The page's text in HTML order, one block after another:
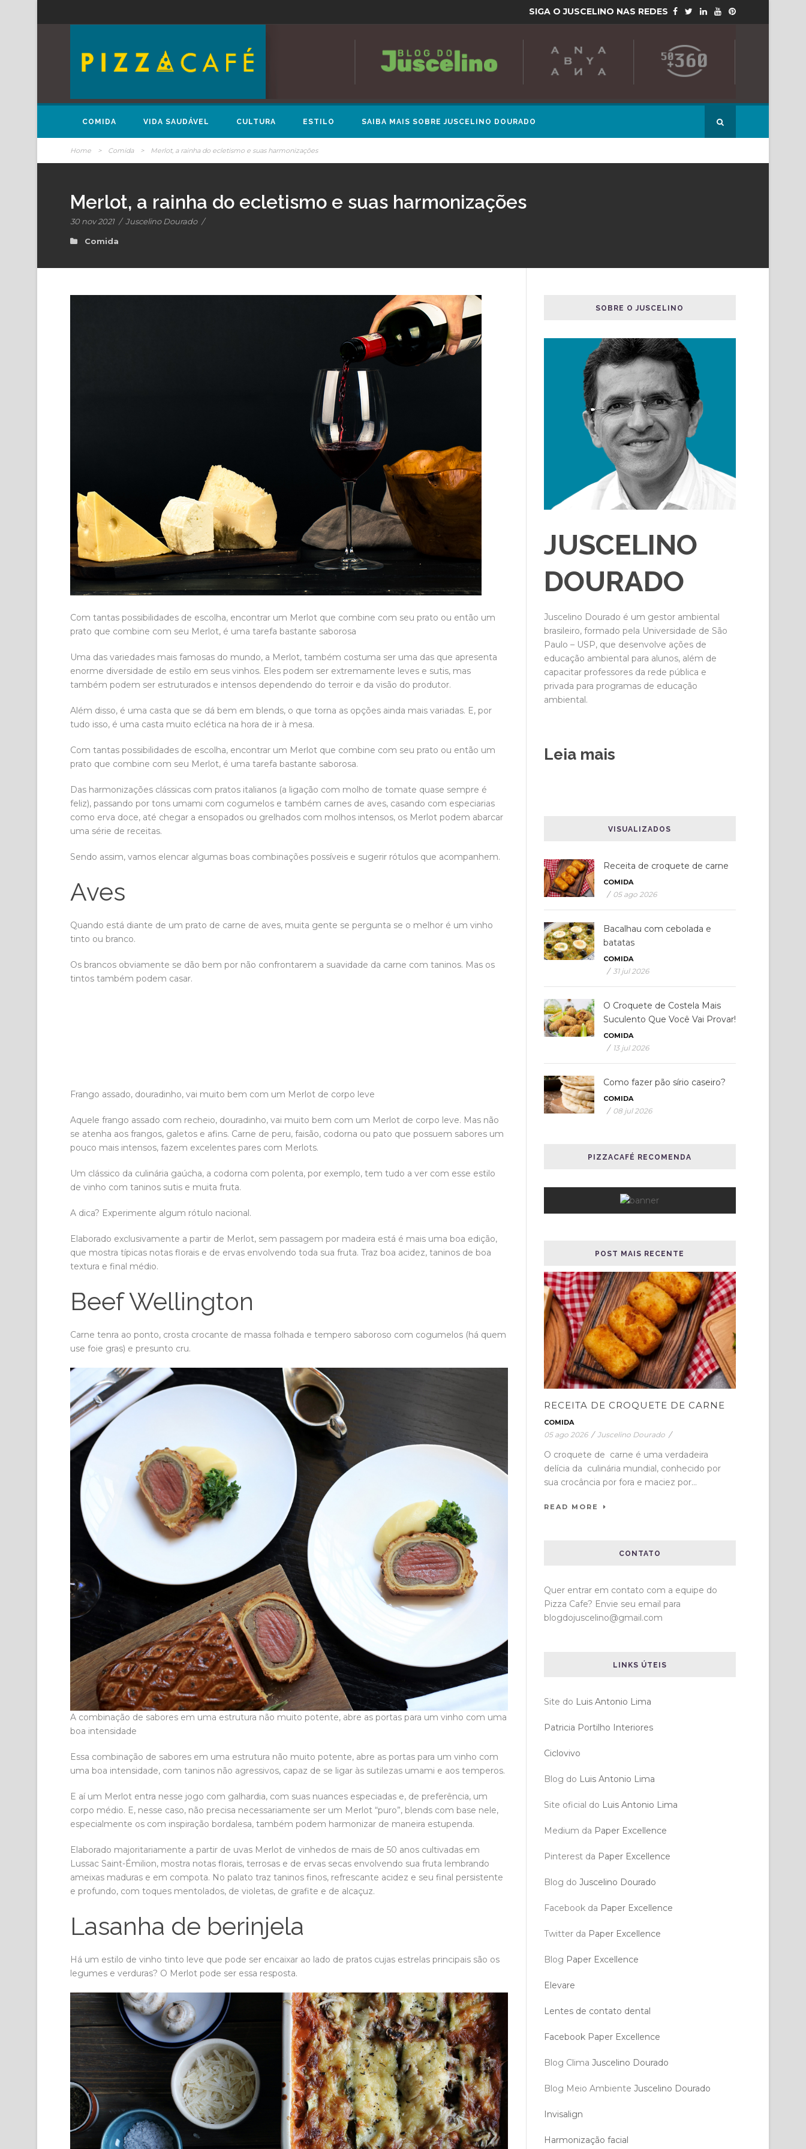
SIGA O JUSCELINO NAS REDES
COMIDA VIDA SAUDÁVEL CULTURA ESTILO SAIBA MAIS SOBRE JUSCELINO DOURADO
Home > Comida > Merlot, a rainha do ecletismo e suas harmonizações
Merlot, a rainha do ecletismo e suas harmonizações
30 nov 2021 / Juscelino Dourado /
Comida
Com tantas possibilidades de escolha, encontrar um Merlot que combine com seu prato ou então um
prato que combine com seu Merlot, é uma tarefa bastante saborosa
Uma das variedades mais famosas do mundo, a Merlot, também costuma ser uma das que apresenta
enorme diversidade de estilo em seus vinhos. Eles podem ser extremamente leves e sutis, mas
também podem ser estruturados e intensos dependendo do terroir e da visão do produtor.
Além disso, é uma casta que se dá bem em blends, o que torna as opções ainda mais variadas. E, por
tudo isso, é uma casta muito eclética na hora de ir à mesa.
Com tantas possibilidades de escolha, encontrar um Merlot que combine com seu prato ou então um
prato que combine com seu Merlot, é uma tarefa bastante saborosa.
Das harmonizações clássicas com pratos italianos (a ligação com molho de tomate quase sempre é
feliz), passando por tons umami com cogumelos e também carnes de aves, casando com especiarias
como erva doce, até chegar a ensopados ou grelhados com molhos intensos, os Merlot podem abarcar
uma série de receitas.
Sendo assim, vamos elencar algumas boas combinações possíveis e sugerir rótulos que acompanhem.
Aves
Quando está diante de um prato de carne de aves, muita gente se pergunta se o melhor é um vinho
tinto ou branco.
Os brancos obviamente se dão bem por não confrontarem a suavidade da carne com taninos. Mas os
tintos também podem casar.
Frango assado, douradinho, vai muito bem com um Merlot de corpo leve
Aquele frango assado com recheio, douradinho, vai muito bem com um Merlot de corpo leve. Mas não
se atenha aos frangos, galetos e afins. Carne de peru, faisão, codorna ou pato que possuem sabores um
pouco mais intensos, fazem excelentes pares com Merlots.
Um clássico da culinária gaúcha, a codorna com polenta, por exemplo, tem tudo a ver com esse estilo
de vinho com taninos sutis e muita fruta.
A dica? Experimente algum rótulo nacional.
Elaborado exclusivamente a partir de Merlot, sem passagem por madeira está é mais uma boa edição,
que mostra típicas notas florais e de ervas envolvendo toda sua fruta. Traz boa acidez, taninos de boa
textura e final médio.
Beef Wellington
Carne tenra ao ponto, crosta crocante de massa folhada e tempero saboroso com cogumelos (há quem
use foie gras) e presunto cru.
A combinação de sabores em uma estrutura não muito potente, abre as portas para um vinho com uma
boa intensidade
Essa combinação de sabores em uma estrutura não muito potente, abre as portas para um vinho com
uma boa intensidade, com taninos não agressivos, capaz de se ligar às sutilezas umami e aos temperos.
E aí um Merlot entra nesse jogo com galhardia, com suas nuances especiadas e, de preferência, um
corpo médio. E, nesse caso, não precisa necessariamente ser um Merlot “puro”, blends com base nele,
especialmente os com inspiração bordalesa, também podem harmonizar de maneira estupenda.
Elaborado majoritariamente a partir de uvas Merlot de vinhedos de mais de 50 anos cultivadas em
Lussac Saint-Émilion, mostra notas florais, terrosas e de ervas secas envolvendo sua fruta lembrando
ameixas maduras e em compota. No palato traz taninos finos, refrescante acidez e seu final persistente
e profundo, com toques mentolados, de violetas, de grafite e de alcaçuz.
Lasanha de berinjela
Há um estilo de vinho tinto leve que pode ser encaixar ao lado de pratos cujas estrelas principais são os
legumes e verduras? O Merlot pode ser essa resposta.
SOBRE O JUSCELINO
JUSCELINO
DOURADO
Juscelino Dourado é um gestor ambiental
brasileiro, formado pela Universidade de São
Paulo – USP, que desenvolve ações de
educação ambiental para alunos, além de
capacitar professores da rede pública e
privada para programas de educação
ambiental.
Leia mais
VISUALIZADOS
Receita de croquete de carne
COMIDA
/ 05 ago 2026
Bacalhau com cebolada e
batatas
COMIDA
/ 31 jul 2026
O Croquete de Costela Mais
Suculento Que Você Vai Provar!
COMIDA
/ 13 jul 2026
Como fazer pão sírio caseiro?
COMIDA
/ 08 jul 2026
PIZZACAFÉ RECOMENDA
POST MAIS RECENTE
RECEITA DE CROQUETE DE CARNE
COMIDA
05 ago 2026 / Juscelino Dourado /
O croquete de carne é uma verdadeira
delícia da culinária mundial, conhecido por
sua crocância por fora e maciez por...
READ MORE
CONTATO
Quer entrar em contato com a equipe do
Pizza Cafe? Envie seu email para
blogdojuscelino@gmail.com
LINKS ÚTEIS
Site do Luis Antonio Lima
Patricia Portilho Interiores
Ciclovivo
Blog do Luis Antonio Lima
Site oficial do Luis Antonio Lima
Medium da Paper Excellence
Pinterest da Paper Excellence
Blog do Juscelino Dourado
Facebook da Paper Excellence
Twitter da Paper Excellence
Blog Paper Excellence
Elevare
Lentes de contato dental
Facebook Paper Excellence
Blog Clima Juscelino Dourado
Blog Meio Ambiente Juscelino Dourado
Invisalign
Harmonização facial